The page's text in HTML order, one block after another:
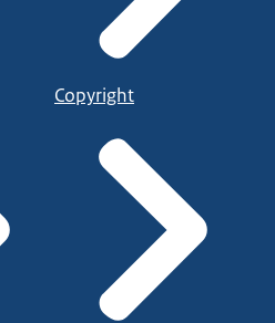
Copyright